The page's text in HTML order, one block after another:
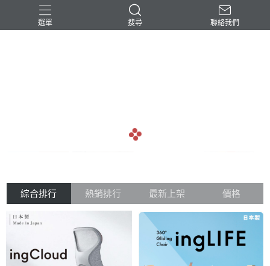
選單 搜尋 聯絡我們
綜合排行 熱銷排行 最新上架 價格